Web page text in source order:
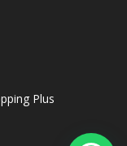
Plus